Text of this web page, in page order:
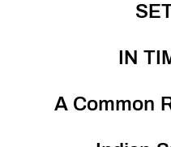
IN
A Common